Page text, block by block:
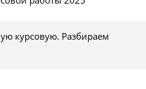
курсовую. Разбираем